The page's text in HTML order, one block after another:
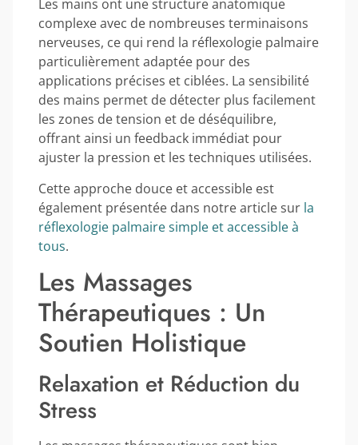
Les mains ont une structure anatomique
complexe avec de nombreuses terminaisons
nerveuses, ce qui rend la réflexologie palmaire
particulièrement adaptée pour des
applications précises et ciblées. La sensibilité
des mains permet de détecter plus facilement
les zones de tension et de déséquilibre,
offrant ainsi un feedback immédiat pour
ajuster la pression et les techniques utilisées.
Cette approche douce et accessible est
également présentée dans notre article sur la
réflexologie palmaire simple et accessible à
tous.
Les Massages
Thérapeutiques : Un
Soutien Holistique
Relaxation et Réduction du
Stress